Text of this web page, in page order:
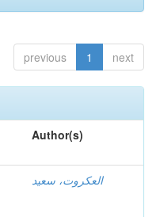
previous 1 next
Author(s)
العكروت، سعيد